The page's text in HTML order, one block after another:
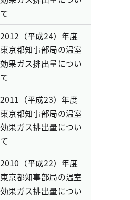
て
2012（平成24）年度
東京都知事部局の温室
効果ガス排出量につい
て
2011（平成23）年度
東京都知事部局の温室
効果ガス排出量につい
て
2010（平成22）年度
東京都知事部局の温室
効果ガス排出量につい